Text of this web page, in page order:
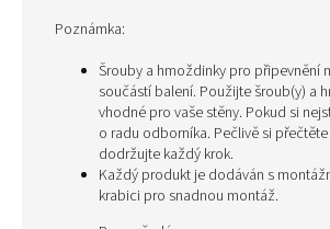
Poznámka:
Šrouby a hmoždinky pro připevnění
součástí balení. Použijte šroub(y) a
vhodné pro vaše stěny. Pokud si
o radu odborníka. Pečlivě si
dodržujte každý krok.
Každý produkt je dodáván s
krabici pro snadnou montáž.